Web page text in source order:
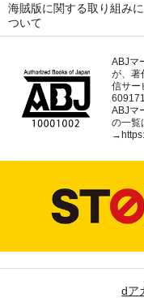
海賊版に関する取り組みに
ついて
ABJマ
が、著
信サー
ABJマ
の一覧
→
dア